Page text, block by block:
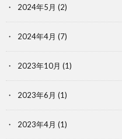
2024年5月 (2)
2024年4月 (7)
2023年10月 (1)
2023年6月 (1)
2023年4月 (1)